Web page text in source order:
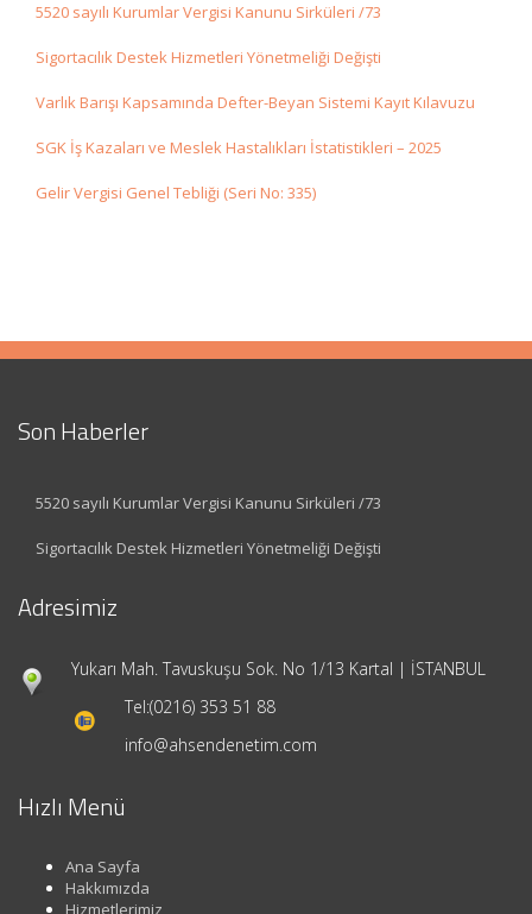
5520 sayılı Kurumlar Vergisi Kanunu Sirküleri /73
Sigortacılık Destek Hizmetleri Yönetmeliği Değişti
Varlık Barışı Kapsamında Defter-Beyan Sistemi Kayıt Kılavuzu
SGK İş Kazaları ve Meslek Hastalıkları İstatistikleri – 2025
Gelir Vergisi Genel Tebliği (Seri No: 335)
Son Haberler
5520 sayılı Kurumlar Vergisi Kanunu Sirküleri /73
Sigortacılık Destek Hizmetleri Yönetmeliği Değişti
Adresimiz
Yukarı Mah. Tavuskuşu Sok. No 1/13 Kartal | İSTANBUL
Tel:(0216) 353 51 88
info@ahsendenetim.com
Hızlı Menü
Ana Sayfa
Hakkımızda
Hizmetlerimiz